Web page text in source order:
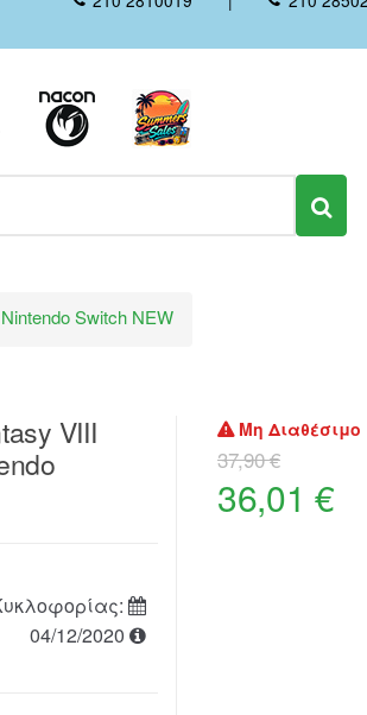
Switch NEW
VIII
04/12/2020
Μη Διαθέσιμο
37,90 €
36,01 €